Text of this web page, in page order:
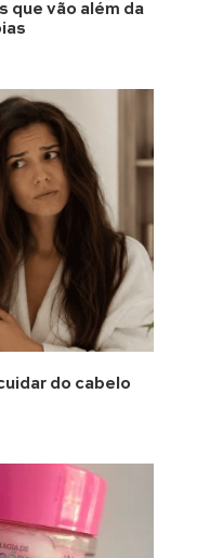
que vão além da
do cabelo